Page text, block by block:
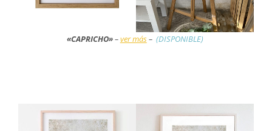
«CAPRICHO»–ver más– (DISPONIBLE)